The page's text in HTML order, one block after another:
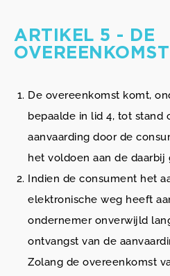
ARTIKEL 5 - DE
OVEREENKOMST
De overeenkomst komt,
bepaalde in lid 4, tot stand
aanvaarding door de
het voldoen aan de daarbij
Indien de consument het
elektronische weg heeft
ondernemer onverwijld
ontvangst van de
Zolang de overeenkomst